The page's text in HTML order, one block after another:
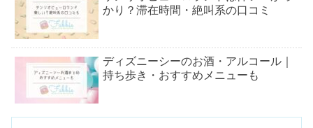
かり？滞在時間・絶叫系の口コミ
ディズニーシーのお酒・アルコール｜
持ち歩き・おすすめメニューも